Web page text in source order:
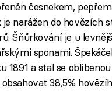
česnekem,
je narážen do hovězích
Šňůrkování je u
sponami.
1891 a stal se
38,5%